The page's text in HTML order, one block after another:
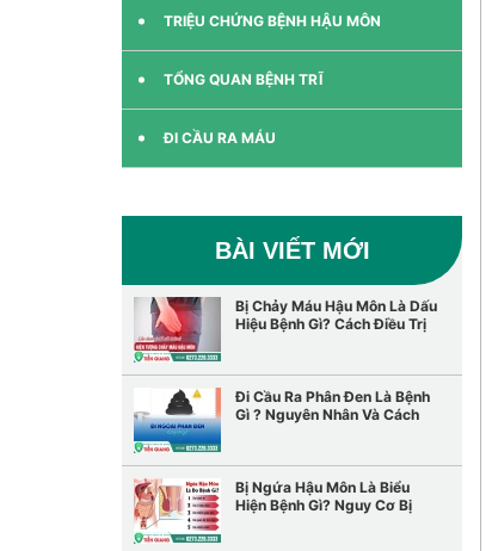
TRIỆU CHỨNG BỆNH HẬU MÔN
TỔNG QUAN BỆNH TRĨ
ĐI CẦU RA MÁU
BÀI VIẾT MỚI
Bị Chảy Máu Hậu Môn Là Dấu
Hiệu Bệnh Gì? Cách Điều Trị
Đi Cầu Ra Phân Đen Là Bệnh
Gì ? Nguyên Nhân Và Cách
Bị Ngứa Hậu Môn Là Biểu
Hiện Bệnh Gì? Nguy Cơ Bị